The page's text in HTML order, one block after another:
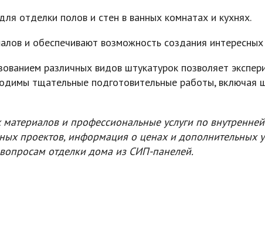
отделки полов и стен в ванных комнатах и кухнях.
и обеспечивают возможность создания
различных видов штукатурок позволяет
тщательные подготовительные работы, включая
и профессиональные услуги по
проектов, информация о ценах и дополнительных
отделки дома из СИП-панелей.